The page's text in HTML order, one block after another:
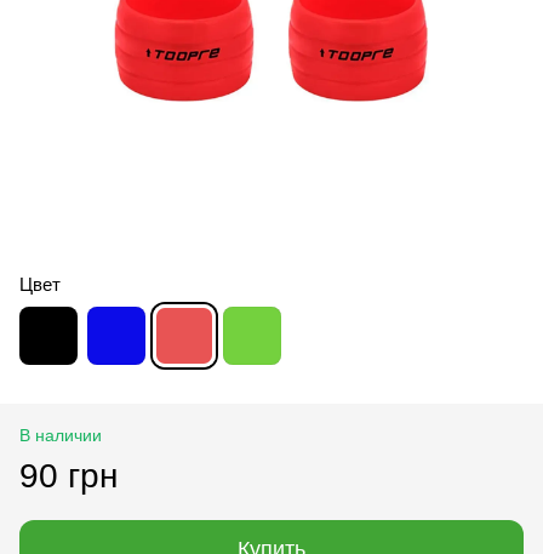
Цвет
В наличии
90 грн
Купить